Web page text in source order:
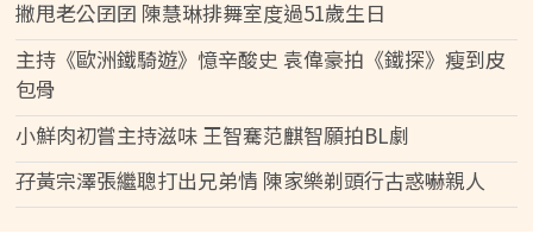
撇甩老公囝囝 陳慧琳排舞室度過51歲生日
主持《歐洲鐵騎遊》憶辛酸史 袁偉豪拍《鐵探》瘦到皮
包骨
小鮮肉初嘗主持滋味 王智騫范麒智願拍BL劇
孖黃宗澤張繼聰打出兄弟情 陳家樂剃頭行古惑嚇親人